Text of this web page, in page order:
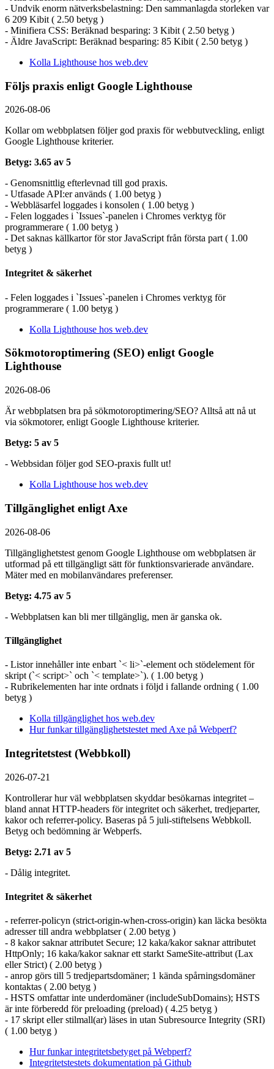
- Undvik enorm nätverksbelastning: Den sammanlagda storleken var
6 209 Kibit ( 2.50 betyg )
- Minifiera CSS: Beräknad besparing: 3 Kibit ( 2.50 betyg )
- Äldre JavaScript: Beräknad besparing: 85 Kibit ( 2.50 betyg )
Kolla Lighthouse hos web.dev
Följs praxis enligt Google Lighthouse
2026-08-06
Kollar om webbplatsen följer god praxis för webbutveckling, enligt
Google Lighthouse kriterier.
Betyg: 3.65 av 5
- Genomsnittlig efterlevnad till god praxis.
- Utfasade API:er används ( 1.00 betyg )
- Webbläsarfel loggades i konsolen ( 1.00 betyg )
- Felen loggades i `Issues`-panelen i Chromes verktyg för
programmerare ( 1.00 betyg )
- Det saknas källkartor för stor JavaScript från första part ( 1.00
betyg )
Integritet & säkerhet
- Felen loggades i `Issues`-panelen i Chromes verktyg för
programmerare ( 1.00 betyg )
Kolla Lighthouse hos web.dev
Sökmotoroptimering (SEO) enligt Google
Lighthouse
2026-08-06
Är webbplatsen bra på sökmotoroptimering/SEO? Alltså att nå ut
via sökmotorer, enligt Google Lighthouse kriterier.
Betyg: 5 av 5
- Webbsidan följer god SEO-praxis fullt ut!
Kolla Lighthouse hos web.dev
Tillgänglighet enligt Axe
2026-08-06
Tillgänglighetstest genom Google Lighthouse om webbplatsen är
utformad på ett tillgängligt sätt för funktionsvarierade användare.
Mäter med en mobil­användares preferenser.
Betyg: 4.75 av 5
- Webbplatsen kan bli mer tillgänglig, men är ganska ok.
Tillgänglighet
- Listor innehåller inte enbart `< li>`-element och stödelement för
skript (`< script>` och `< template>`). ( 1.00 betyg )
- Rubrikelementen har inte ordnats i följd i fallande ordning ( 1.00
betyg )
Kolla tillgänglighet hos web.dev
Hur funkar tillgänglighetstestet med Axe på Webperf?
Integritetstest (Webbkoll)
2026-07-21
Kontrollerar hur väl webbplatsen skyddar besökarnas integritet –
bland annat HTTP-headers för integritet och säkerhet, tredjeparter,
kakor och referrer-policy. Baseras på 5 juli-stiftelsens Webbkoll.
Betyg och bedömning är Webperfs.
Betyg: 2.71 av 5
- Dålig integritet.
Integritet & säkerhet
- referrer-policyn (strict-origin-when-cross-origin) kan läcka besökta
adresser till andra webbplatser ( 2.00 betyg )
- 8 kakor saknar attributet Secure; 12 kaka/kakor saknar attributet
HttpOnly; 16 kaka/kakor saknar ett starkt SameSite-attribut (Lax
eller Strict) ( 2.00 betyg )
- anrop görs till 5 tredjepartsdomäner; 1 kända spårningsdomäner
kontaktas ( 2.00 betyg )
- HSTS omfattar inte underdomäner (includeSubDomains); HSTS
är inte förberedd för preloading (preload) ( 4.25 betyg )
- 17 skript eller stilmall(ar) läses in utan Subresource Integrity (SRI)
( 1.00 betyg )
Hur funkar integritetsbetyget på Webperf?
Integritetstestets dokumentation på Github